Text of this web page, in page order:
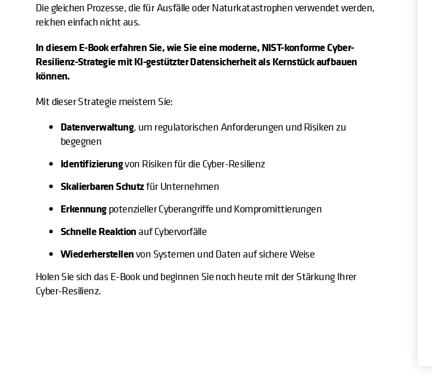
Die gleichen Prozesse, die für Ausfälle oder Naturkatastrophen verwendet werden,
reichen einfach nicht aus.
In diesem E-Book erfahren Sie, wie Sie eine moderne, NIST-konforme Cyber-
Resilienz-Strategie mit KI-gestützter Datensicherheit als Kernstück aufbauen
können.
Mit dieser Strategie meistern Sie:
Datenverwaltung, um regulatorischen Anforderungen und Risiken zu
begegnen
Identifizierungvon Risiken für die Cyber-Resilienz
Skalierbaren Schutzfür Unternehmen
Erkennungpotenzieller Cyberangriffe und Kompromittierungen
Schnelle Reaktion auf Cybervorfälle
Wiederherstellenvon Systemen und Daten auf sichere Weise
Holen Sie sich das E-Book und beginnen Sie noch heute mit der Stärkung Ihrer
Cyber-Resilienz.